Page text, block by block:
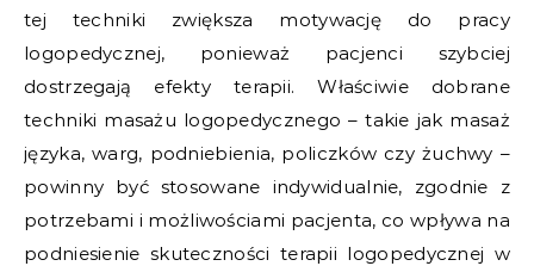
tej techniki zwiększa motywację do pracy
logopedycznej, ponieważ pacjenci szybciej
dostrzegają efekty terapii. Właściwie dobrane
techniki masażu logopedycznego – takie jak masaż
języka, warg, podniebienia, policzków czy żuchwy –
powinny być stosowane indywidualnie, zgodnie z
potrzebami i możliwościami pacjenta, co wpływa na
podniesienie skuteczności terapii logopedycznej w